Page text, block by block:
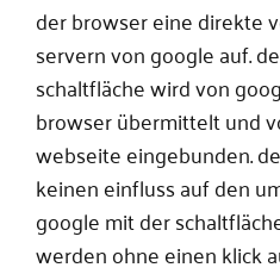
der browser eine direkte
servern von google auf.
schaltfläche wird von
browser übermittelt und
webseite eingebunden.
keinen einfluss auf den
google mit der
werden ohne einen klick